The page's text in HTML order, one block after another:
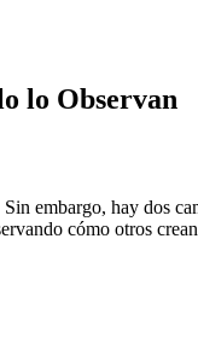
lo Observan
embargo, hay dos
cómo otros